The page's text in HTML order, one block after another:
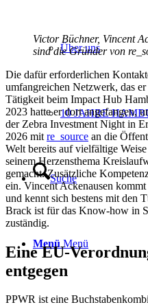
Über uns
10 JAHRE
Suche
Menü Menü
Victor Büchner, Vincent
sind die Gründer von
Die dafür erforderlichen
umfangreichen Netzwerk, das
Tätigkeit beim Impact Hub
2023 hatte er dort angefangen,
der Zebra Investment Night in
2026 mit re_source an die
Welt bereits auf vielfältige
seinem Herzensthema
gemacht. Zusätzliche
ein. Vincent Ackenausen
und kennt sich bestens mit den
Brack ist für das Know-how in
zuständig.
Eine EU-
entgegen
PPWR ist eine